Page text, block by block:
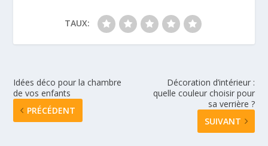
TAUX:
Idées déco pour la chambre
de vos enfants
PRÉCÉDENT
Décoration d’intérieur :
quelle couleur choisir pour
sa verrière ?
SUIVANT